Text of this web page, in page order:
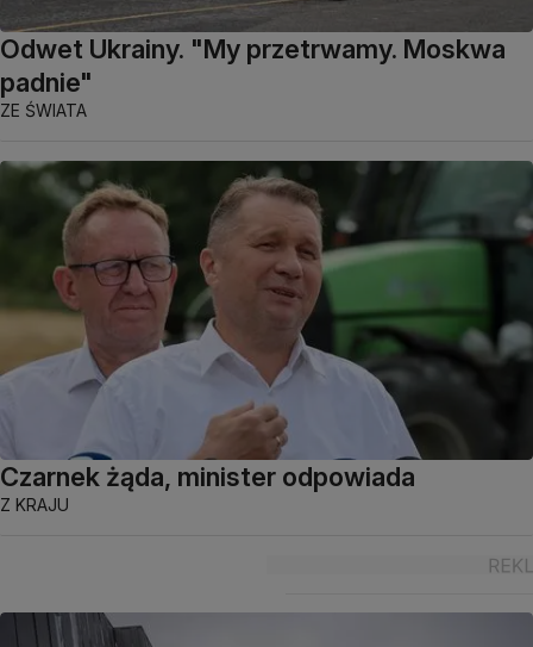
Odwet Ukrainy. "My przetrwamy. Moskwa
padnie"
ZE ŚWIATA
Czarnek żąda, minister odpowiada
Z KRAJU